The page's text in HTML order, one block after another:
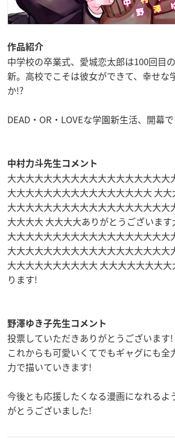
作品紹介
中学校の卒業式、愛城恋太郎は100回目
新。高校でこそは彼女ができて、幸せな
か!?
DEAD・OR・LOVEな学園新生活、開幕
中村力斗先生コメント
大大大大大大大大大大大大大大大大大大
大大大大大大大大大大大大大大大大 大
大大大大大大大大大大大大大大大大大大
大大大大 大大大大ありがとうございま
大大大大大大大大大大大大大大大大大大
大大大大大大大大大大大大大大大大大大
大大大大大大大大大大 大大大大大大大
ります!
野澤ゆき子先生コメント
投票していただきありがとうございます
これからも可愛いくてでもギャグにも全
力で描いていきます!
今後とも応援したくなる漫画になれるよ
がとうございました!